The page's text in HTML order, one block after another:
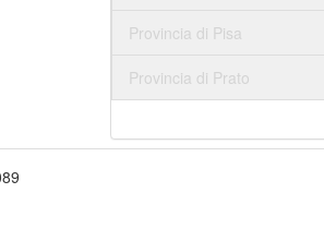
Provincia di Pisa
Provincia di Prato